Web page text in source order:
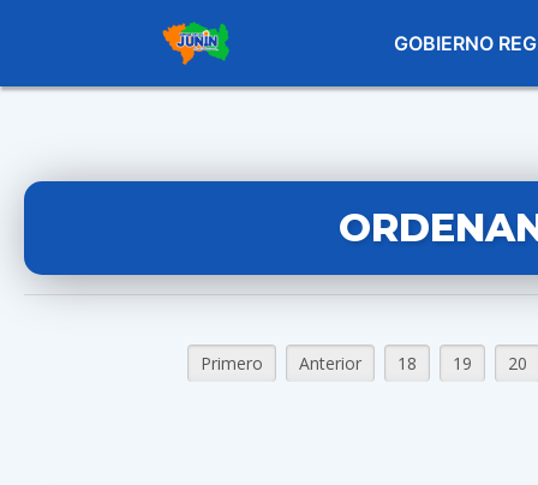
GOBIERNO
Primero Anterior 18 19 20